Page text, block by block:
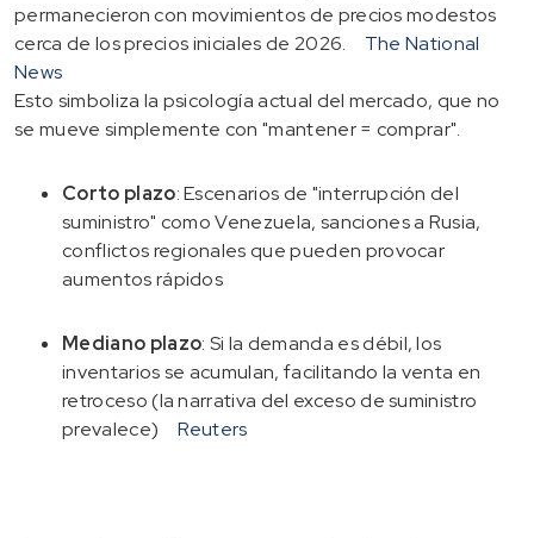
permanecieron con movimientos de precios modestos
cerca de los precios iniciales de 2026.
The National
News
Esto simboliza la psicología actual del mercado, que no
se mueve simplemente con "mantener = comprar".
Corto plazo: Escenarios de "interrupción del
suministro" como Venezuela, sanciones a Rusia,
conflictos regionales que pueden provocar
aumentos rápidos
Mediano plazo: Si la demanda es débil, los
inventarios se acumulan, facilitando la venta en
retroceso (la narrativa del exceso de suministro
prevalece)
Reuters